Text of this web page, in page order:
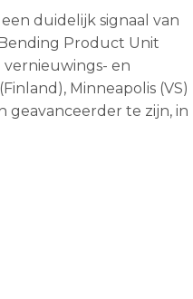
duidelijk signaal van
Product Unit
en
Minneapolis (VS)
geavanceerder te zijn, in